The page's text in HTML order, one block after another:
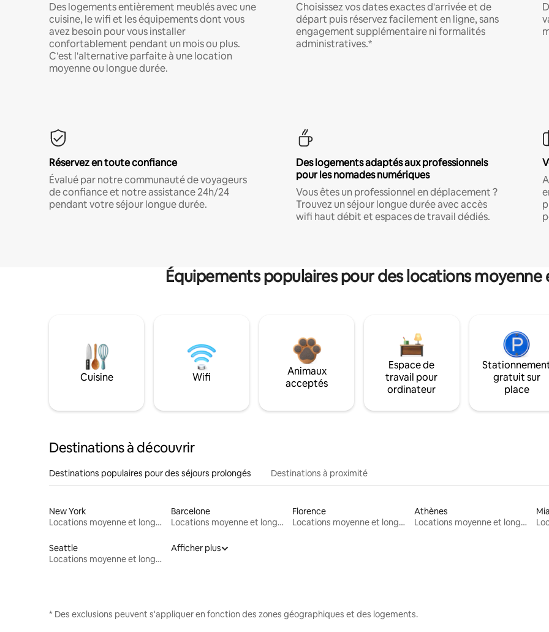
Des logements entièrement meublés avec une
cuisine, le wifi et les équipements dont vous
avez besoin pour vous installer
confortablement pendant un mois ou plus.
C'est l'alternative parfaite à une location
moyenne ou longue durée.
Choisissez vos dates exactes d'arrivée et de
départ puis réservez facilement en ligne, sans
engagement supplémentaire ni formalités
administratives.*
Réservez en toute confiance
Évalué par notre communauté de voyageurs
de confiance et notre assistance 24h/24
pendant votre séjour longue durée.
Des logements adaptés aux professionnels
pour les nomades numériques
Vous êtes un professionnel en déplacement ?
Trouvez un séjour longue durée avec accès
wifi haut débit et espaces de travail dédiés.
Équipements populaires pour des locations
Cuisine Wifi
Animaux
acceptés
Espace de
travail pour
ordinateur
gratuit sur
place
Destinations à découvrir
Destinations populaires pour des séjours prolongés Destinations à proximité
New York
Locations moyenne et longue durée
Barcelone
Locations moyenne et longue durée
Florence
Locations moyenne et longue durée
Athènes
Locations moyenne et longue durée
Seattle
Locations moyenne et longue durée
Afficher plus
* Des exclusions peuvent s'appliquer en fonction des zones géographiques et des logements.